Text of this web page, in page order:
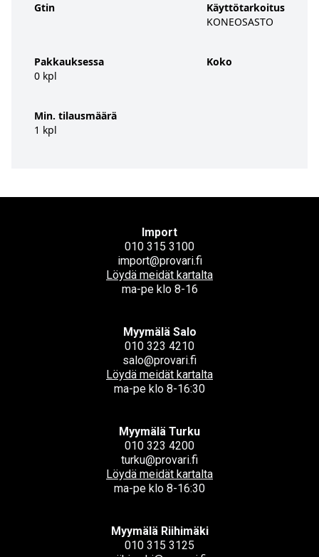
Gtin
Pakkauksessa
0 kpl
Min. tilausmäärä
1 kpl
Käyttötarkoitus
KONEOSASTO
Koko
Import
010 315 3100
import@provari.fi
Löydä meidät kartalta
ma-pe klo 8-16
Myymälä Salo
010 323 4210
salo@provari.fi
Löydä meidät kartalta
ma-pe klo 8-16:30
Myymälä Turku
010 323 4200
turku@provari.fi
Löydä meidät kartalta
ma-pe klo 8-16:30
Myymälä Riihimäki
010 315 3125